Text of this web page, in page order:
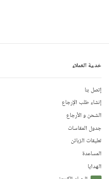
خدمة العملاء
إتصل بنا
إنشاء طلب الإرجاع
الشحن و الأرجاع
جدول المقاسات
تعليقات الزبائن
المساعدة
الهدايا